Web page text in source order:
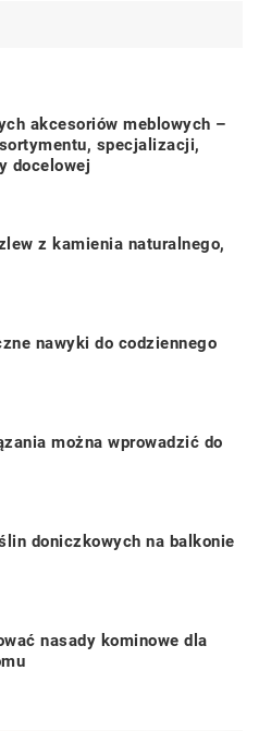
akcesoriów meblowych –
specjalizacji,
docelowej
z kamienia naturalnego,
nawyki do codziennego
można wprowadzić do
doniczkowych na balkonie
nasady kominowe dla